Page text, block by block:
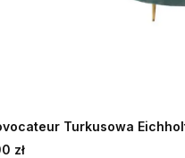
Turkusowa
zł